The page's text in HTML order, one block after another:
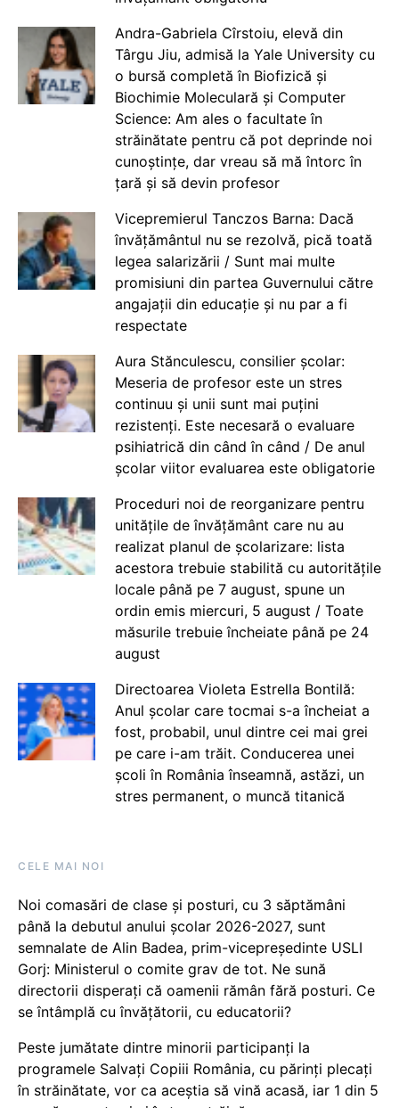
Andra-Gabriela Cîrstoiu, elevă din
Târgu Jiu, admisă la Yale University cu
o bursă completă în Biofizică și
Biochimie Moleculară și Computer
Science: Am ales o facultate în
străinătate pentru că pot deprinde noi
cunoștințe, dar vreau să mă întorc în
țară și să devin profesor
Vicepremierul Tanczos Barna: Dacă
învățământul nu se rezolvă, pică toată
legea salarizării / Sunt mai multe
promisiuni din partea Guvernului către
angajații din educație și nu par a fi
respectate
Aura Stănculescu, consilier școlar:
Meseria de profesor este un stres
continuu și unii sunt mai puțini
rezistenți. Este necesară o evaluare
psihiatrică din când în când / De anul
școlar viitor evaluarea este obligatorie
Proceduri noi de reorganizare pentru
unitățile de învățământ care nu au
realizat planul de școlarizare: lista
acestora trebuie stabilită cu autoritățile
locale până pe 7 august, spune un
ordin emis miercuri, 5 august / Toate
măsurile trebuie încheiate până pe 24
august
Directoarea Violeta Estrella Bontilă:
Anul școlar care tocmai s-a încheiat a
fost, probabil, unul dintre cei mai grei
pe care i-am trăit. Conducerea unei
școli în România înseamnă, astăzi, un
stres permanent, o muncă titanică
CELE MAI NOI
Noi comasări de clase și posturi, cu 3 săptămâni
până la debutul anului școlar 2026-2027, sunt
semnalate de Alin Badea, prim-vicepreședinte USLI
Gorj: Ministerul o comite grav de tot. Ne sună
directorii disperați că oamenii rămân fără posturi. Ce
se întâmplă cu învățătorii, cu educatorii?
Peste jumătate dintre minorii participanți la
programele Salvați Copiii România, cu părinți plecați
în străinătate, vor ca aceștia să vină acasă, iar 1 din 5